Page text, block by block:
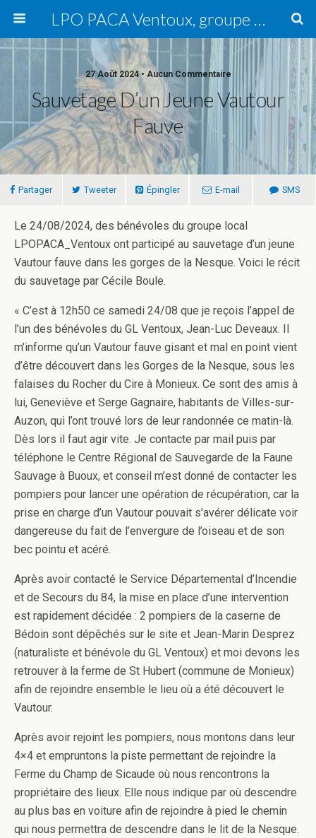
LPO PACA Ventoux, groupe local
27 Août 2024 • Aucun Commentaire
Sauvetage D’un Jeune Vautour
Fauve
Partager Tweeter Épingler E-mail SMS
Le 24/08/2024, des bénévoles du groupe local
LPOPACA_Ventoux ont participé au sauvetage d’un jeune
Vautour fauve dans les gorges de la Nesque. Voici le récit
du sauvetage par Cécile Boule.
« C’est à 12h50 ce samedi 24/08 que je reçois l’appel de
l’un des bénévoles du GL Ventoux, Jean-Luc Deveaux. Il
m’informe qu’un Vautour fauve gisant et mal en point vient
d’être découvert dans les Gorges de la Nesque, sous les
falaises du Rocher du Cire à Monieux. Ce sont des amis à
lui, Geneviève et Serge Gagnaire, habitants de Villes-sur-
Auzon, qui l’ont trouvé lors de leur randonnée ce matin-là.
Dès lors il faut agir vite. Je contacte par mail puis par
téléphone le Centre Régional de Sauvegarde de la Faune
Sauvage à Buoux, et conseil m’est donné de contacter les
pompiers pour lancer une opération de récupération, car la
prise en charge d’un Vautour pouvait s’avérer délicate voir
dangereuse du fait de l’envergure de l’oiseau et de son
bec pointu et acéré.
Après avoir contacté le Service Départemental d’Incendie
et de Secours du 84, la mise en place d’une intervention
est rapidement décidée : 2 pompiers de la caserne de
Bédoin sont dépêchés sur le site et Jean-Marin Desprez
(naturaliste et bénévole du GL Ventoux) et moi devons les
retrouver à la ferme de St Hubert (commune de Monieux)
afin de rejoindre ensemble le lieu où a été découvert le
Vautour.
Après avoir rejoint les pompiers, nous montons dans leur
4×4 et empruntons la piste permettant de rejoindre la
Ferme du Champ de Sicaude où nous rencontrons la
propriétaire des lieux. Elle nous indique par où descendre
au plus bas en voiture afin de rejoindre à pied le chemin
qui nous permettra de descendre dans le lit de la Nesque.